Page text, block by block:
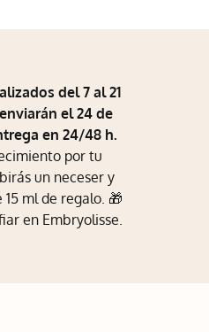
del 7 al 21
el 24 de
en 24/48 h.
por tu
un neceser y
ml de regalo. 🎁
en Embryolisse.